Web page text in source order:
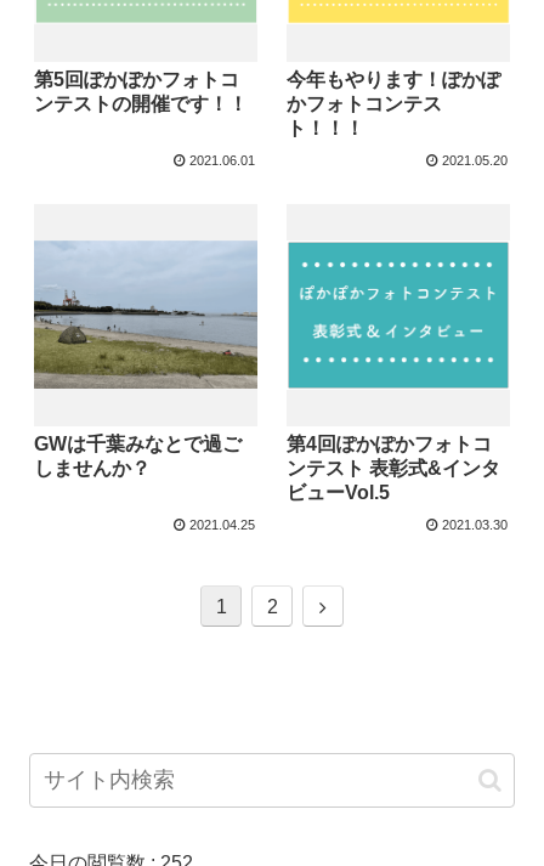
第5回ぽかぽかフォトコ
ンテストの開催です！！
2021.06.01
今年もやります！ぽかぽ
かフォトコンテス
ト！！！
2021.05.20
GWは千葉みなとで過ご
しませんか？
2021.04.25
第4回ぽかぽかフォトコ
ンテスト 表彰式&インタ
ビューVol.5
2021.03.30
1 2